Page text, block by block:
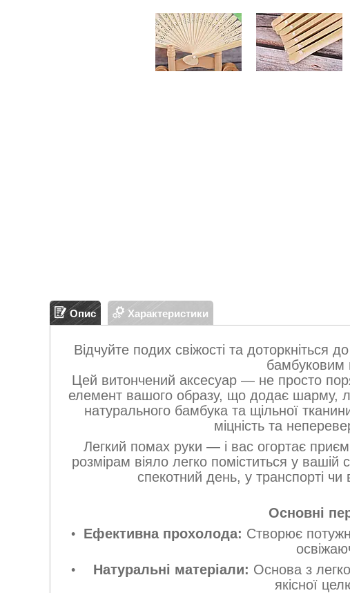
Опис Характеристики
Відчуйте подих свіжості та доторкніться
бамбуковим
Цей витончений аксесуар — не просто
елемент вашого образу, що додає шарму,
натурального бамбука та щільної
міцність та
Легкий помах руки — і вас огортає
розмірам віяло легко поміститься у
спекотний день, у транспорті
Основні
Ефективна прохолода: Створює
Натуральні матеріали: Основа з
якісної